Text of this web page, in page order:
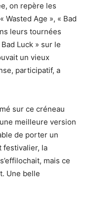
on repère les
Wasted Age », « Bad
leurs tournées
Luck » sur le
un vieux
participatif, a
sur ce créneau
meilleure version
de porter un
festivalier, la
mais ce
Une belle